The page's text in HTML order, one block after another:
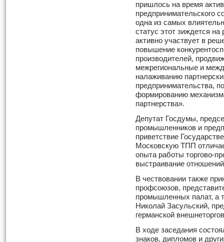
пришлось на время
предпринимательского
одна из самых
статус этот зиждется
активно участвует в
повышение
производителей,
межрегиональные и
налаживанию
предпринимательства,
формированию
партнерства».
Депутат Госдумы,
промышленников и
приветствие
Московскую ТПП
опыта работы торгово-
выстраивание
В чествовании также
профсоюзов,
промышленных палат, а
Николай Засульский,
германской
В ходе заседания
знаков, дипломов и